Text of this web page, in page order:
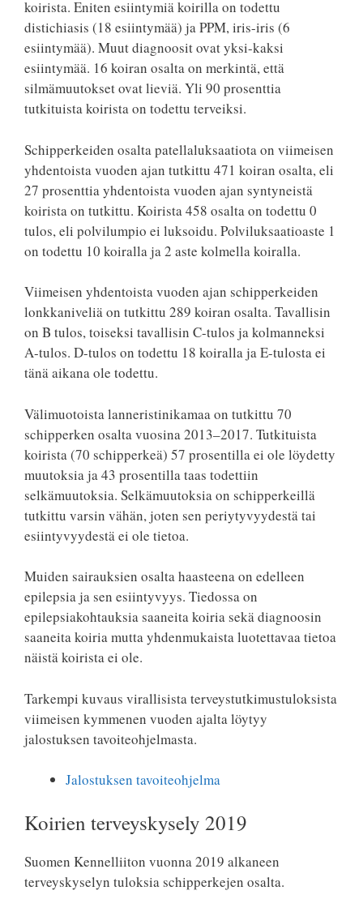
koirista. Eniten esiintymiä koirilla on todettu
distichiasis (18 esiintymää) ja PPM, iris-iris (6
esiintymää). Muut diagnoosit ovat yksi-kaksi
esiintymää. 16 koiran osalta on merkintä, että
silmämuutokset ovat lieviä. Yli 90 prosenttia
tutkituista koirista on todettu terveiksi.
Schipperkeiden osalta patellaluksaatiota on viimeisen
yhdentoista vuoden ajan tutkittu 471 koiran osalta, eli
27 prosenttia yhdentoista vuoden ajan syntyneistä
koirista on tutkittu. Koirista 458 osalta on todettu 0
tulos, eli polvilumpio ei luksoidu. Polviluksaatioaste 1
on todettu 10 koiralla ja 2 aste kolmella koiralla.
Viimeisen yhdentoista vuoden ajan schipperkeiden
lonkkaniveliä on tutkittu 289 koiran osalta. Tavallisin
on B tulos, toiseksi tavallisin C-tulos ja kolmanneksi
A-tulos. D-tulos on todettu 18 koiralla ja E-tulosta ei
tänä aikana ole todettu.
Välimuotoista lanneristinikamaa on tutkittu 70
schipperken osalta vuosina 2013–2017. Tutkituista
koirista (70 schipperkeä) 57 prosentilla ei ole löydetty
muutoksia ja 43 prosentilla taas todettiin
selkämuutoksia. Selkämuutoksia on schipperkeillä
tutkittu varsin vähän, joten sen periytyvyydestä tai
esiintyvyydestä ei ole tietoa.
Muiden sairauksien osalta haasteena on edelleen
epilepsia ja sen esiintyvyys. Tiedossa on
epilepsiakohtauksia saaneita koiria sekä diagnoosin
saaneita koiria mutta yhdenmukaista luotettavaa tietoa
näistä koirista ei ole.
Tarkempi kuvaus virallisista terveystutkimustuloksista
viimeisen kymmenen vuoden ajalta löytyy
jalostuksen tavoiteohjelmasta.
Jalostuksen tavoiteohjelma
Koirien terveyskysely 2019
Suomen Kennelliiton vuonna 2019 alkaneen
terveyskyselyn tuloksia schipperkejen osalta.